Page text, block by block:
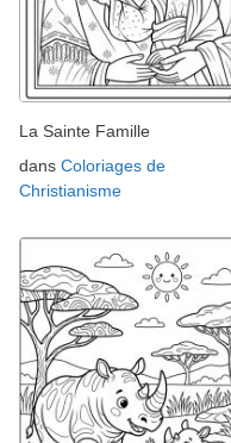
La Sainte Famille
dans Coloriages de
Christianisme